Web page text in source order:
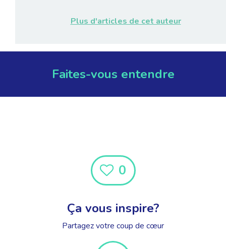
Plus d'articles de cet auteur
Faites-vous entendre
0
Ça vous inspire?
Partagez votre coup de cœur